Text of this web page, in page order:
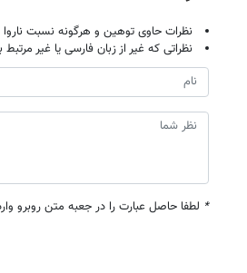
نظرات حاوی توهین و هرگونه نسبت
نظراتی که غیر از زبان فارسی یا غیر
* لطفا حاصل عبارت را در جعبه متن روبرو